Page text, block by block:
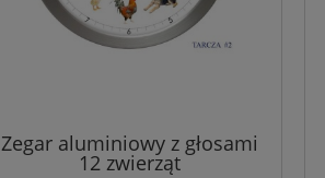
Zegar aluminiowy z głosami
12 zwierząt